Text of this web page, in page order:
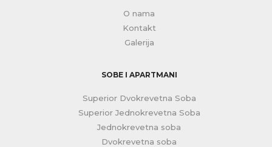
O nama
Kontakt
Galerija
SOBE I APARTMANI
Superior Dvokrevetna Soba
Superior Jednokrevetna Soba
Jednokrevetna soba
Dvokrevetna soba